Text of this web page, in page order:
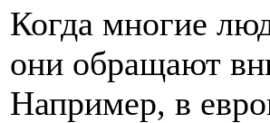
Когда многие
они обращают
Например, в